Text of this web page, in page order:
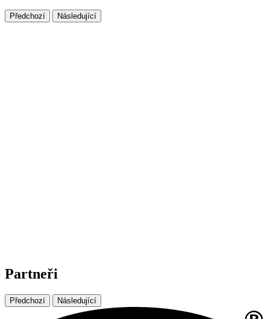
Předchozí Následující
Partneři
Předchozí Následující